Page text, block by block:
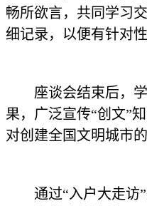
畅所欲言，共同学习
细记录，以便有针对
座谈会结束后，
果，广泛宣传“创文”
对创建全国文明城市
通过“入户大走访